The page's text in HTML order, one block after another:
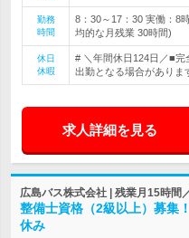
勤務
時間
8：30～17：30 実働：8
均的な月残業 30時間)
休日
休暇
# ＼年間休日124日／■
出勤となる場合がありま
求人詳細を見る
広島バス株式会社 | 残業月15時間
整備士資格（2級以上）募集
休み